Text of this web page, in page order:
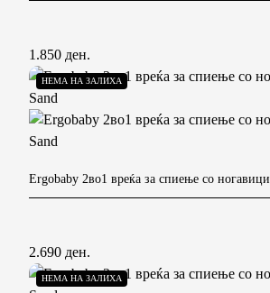
1.850 ден.
НЕМА НА ЗАЛИХА
Ergobaby 2во1 вреќа за спиење со ногавици
2.690 ден.
НЕМА НА ЗАЛИХА